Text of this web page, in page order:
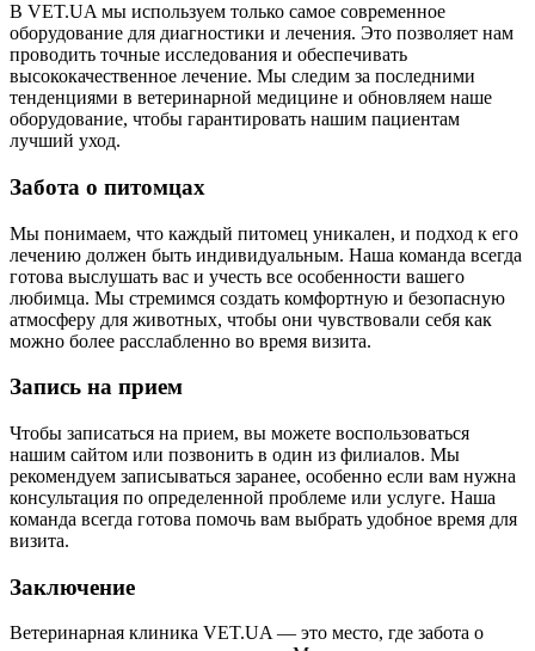
В VET.UA мы используем только самое современное
оборудование для диагностики и лечения. Это позволяет нам
проводить точные исследования и обеспечивать
высококачественное лечение. Мы следим за последними
тенденциями в ветеринарной медицине и обновляем наше
оборудование, чтобы гарантировать нашим пациентам
лучший уход.
Забота о питомцах
Мы понимаем, что каждый питомец уникален, и подход к его
лечению должен быть индивидуальным. Наша команда всегда
готова выслушать вас и учесть все особенности вашего
любимца. Мы стремимся создать комфортную и безопасную
атмосферу для животных, чтобы они чувствовали себя как
можно более расслабленно во время визита.
Запись на прием
Чтобы записаться на прием, вы можете воспользоваться
нашим сайтом или позвонить в один из филиалов. Мы
рекомендуем записываться заранее, особенно если вам нужна
консультация по определенной проблеме или услуге. Наша
команда всегда готова помочь вам выбрать удобное время для
визита.
Заключение
Ветеринарная клиника VET.UA — это место, где забота о